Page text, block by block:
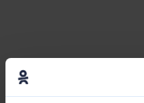
Effektiva
för